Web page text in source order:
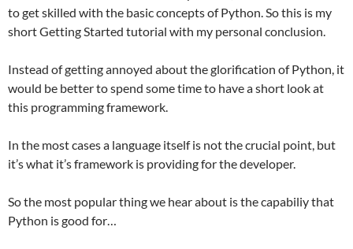
to get skilled with the basic concepts of Python. So this is my
short Getting Started tutorial with my personal conclusion.
Instead of getting annoyed about the glorification of Python, it
would be better to spend some time to have a short look at
this programming framework.
In the most cases a language itself is not the crucial point, but
it’s what it’s framework is providing for the developer.
So the most popular thing we hear about is the capabiliy that
Python is good for…